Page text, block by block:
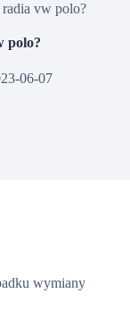
vw polo?
polo?
06-07
wymiany